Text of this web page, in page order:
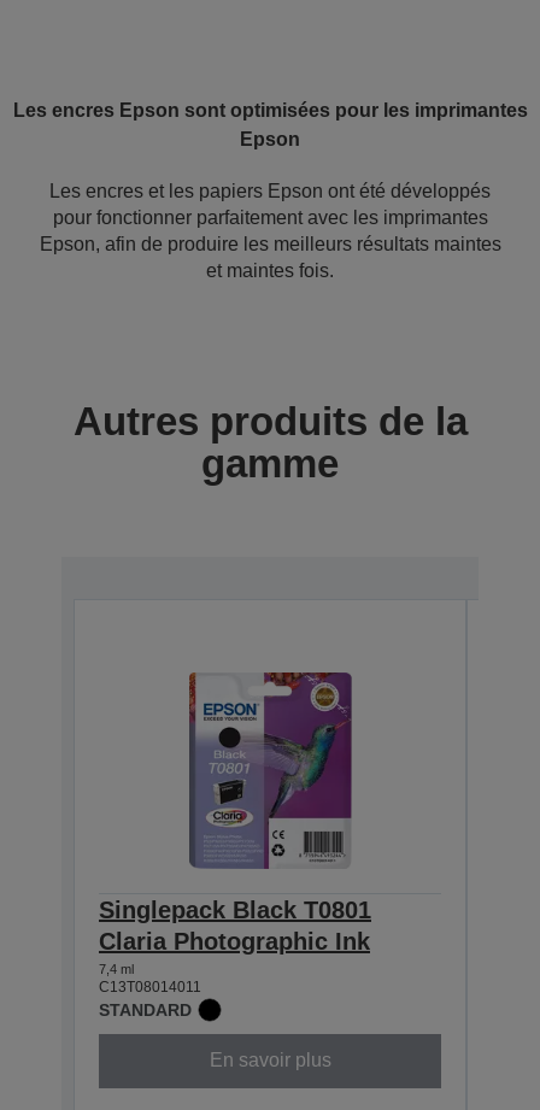
Les encres Epson sont optimisées pour les imprimantes
Epson
Les encres et les papiers Epson ont été développés
pour fonctionner parfaitement avec les imprimantes
Epson, afin de produire les meilleurs résultats maintes
et maintes fois.
Autres produits de la
gamme
Singlepack Black T0801
Claria Photographic Ink
7,4 ml
C13T08014011
STANDARD
En savoir plus